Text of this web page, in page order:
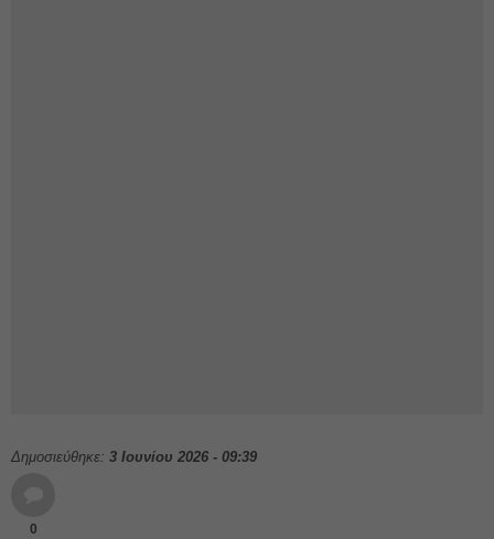
Δημοσιεύθηκε: 3 Ιουνίου 2026 - 09:39
0